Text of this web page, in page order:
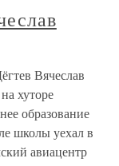
Вячеслав
хуторе
образование
школы уехал в
авиацентр